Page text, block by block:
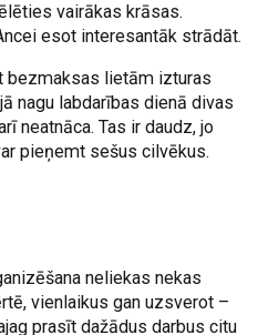
vairākas krāsas.
esot interesantāk strādāt.
bezmaksas lietām izturas
nagu labdarības dienā divas
neatnāca. Tas ir daudz, jo
pieņemt sešus cilvēkus.
neliekas nekas
vienlaikus gan uzsverot –
prasīt dažādus darbus citu